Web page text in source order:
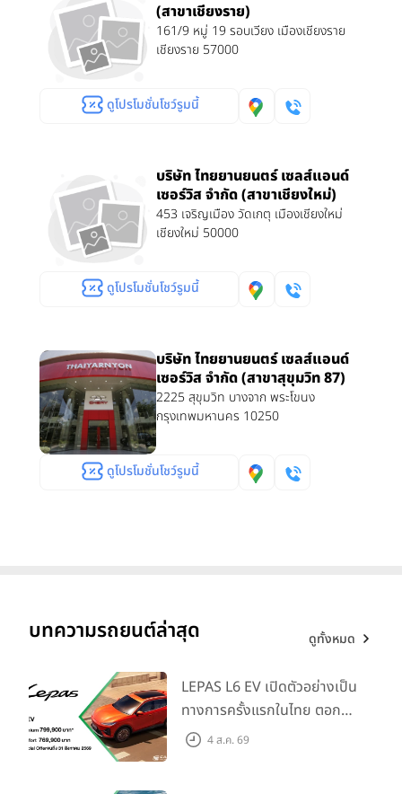
(สาขาเชียงราย)
161/9 หมู่ 19 รอบเวียง เมืองเชียงราย
เชียงราย 57000
ดูโปรโมชั่นโชว์รูมนี้
บริษัท ไทยยานยนตร์ เซลส์แอนด์
เซอร์วิส จำกัด (สาขาเชียงใหม่)
453 เจริญเมือง วัดเกตุ เมืองเชียงใหม่
เชียงใหม่ 50000
ดูโปรโมชั่นโชว์รูมนี้
บริษัท ไทยยานยนตร์ เซลส์แอนด์
เซอร์วิส จำกัด (สาขาสุขุมวิท 87)
2225 สุขุมวิท บางจาก พระโขนง
กรุงเทพมหานคร 10250
ดูโปรโมชั่นโชว์รูมนี้
บทความรถยนต์ล่าสุด ดูทั้งหมด
LEPAS L6 EV เปิดตัวอย่างเป็น
ทางการครั้งแรกในไทย ตอกย้ำ
วิสัยทัศน์ “Drive Your
4 ส.ค. 69